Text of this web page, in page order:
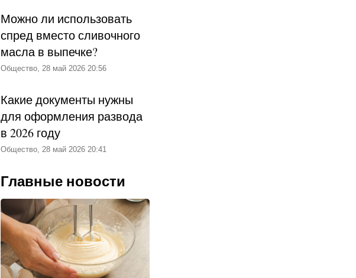
Можно ли использовать
спред вместо сливочного
масла в выпечке?
Общество, 28 май 2026 20:56
Какие документы нужны
для оформления развода
в 2026 году
Общество, 28 май 2026 20:41
Главные новости